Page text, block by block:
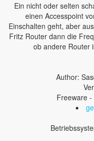
Ein nicht oder selten
einen Accesspoint
Einschalten geht, aber
Fritz Router dann die
ob andere Router
Author:
Freeware